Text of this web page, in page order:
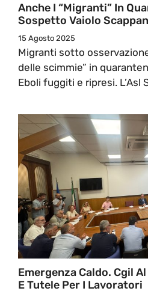
Anche I “migranti” In
Sospetto Vaiolo
15 Agosto 2025
Migranti sotto
delle scimmie” in
Eboli fuggiti e ripresi. L’Asl
Emergenza Caldo. Cgil
E Tutele Per I Lavoratori